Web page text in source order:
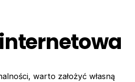
warto założyć własną